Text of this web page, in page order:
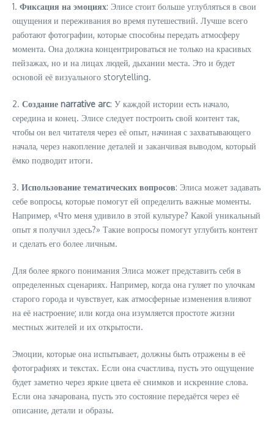
1. Фиксация на эмоциях: Элисе стоит больше углубляться в свои
ощущения и переживания во время путешествий. Лучше всего
работают фотографии, которые способны передать атмосферу
момента. Она должна концентрироваться не только на красивых
пейзажах, но и на лицах людей, дыхании места. Это и будет
основой её визуального storytelling.
2. Создание narrative arc: У каждой истории есть начало,
середина и конец. Элисе следует построить свой контент так,
чтобы он вел читателя через её опыт, начиная с захватывающего
начала, через накопление деталей и заканчивая выводом, который
ёмко подводит итоги.
3. Использование тематических вопросов: Элиса может задавать
себе вопросы, которые помогут ей определить важные моменты.
Например, «Что меня удивило в этой культуре? Какой уникальный
опыт я получил здесь?» Такие вопросы помогут углубить контент
и сделать его более личным.
Для более яркого понимания Элиса может представить себя в
определенных сценариях. Например, когда она гуляет по улочкам
старого города и чувствует, как атмосферные изменения влияют
на её настроение; или когда она изумляется простоте жизни
местных жителей и их открытости.
Эмоции, которые она испытывает, должны быть отражены в её
фотографиях и текстах. Если она счастлива, пусть это ощущение
будет заметно через яркие цвета её снимков и искренние слова.
Если она зачарована, пусть это состояние передаётся через её
описание, детали и образы.